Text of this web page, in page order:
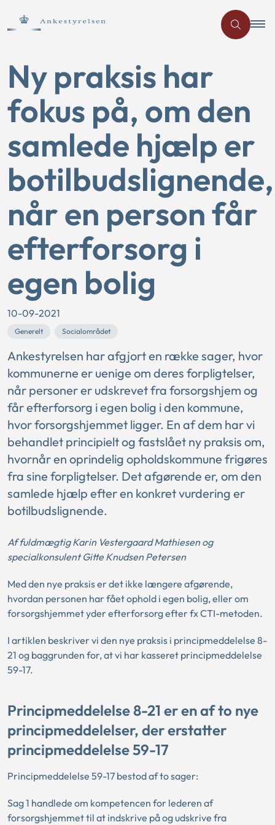
Ny praksis har
fokus på, om den
samlede hjælp er
botilbudslignende,
når en person får
efterforsorg i
egen bolig
10-09-2021
Generelt Socialområdet
Ankestyrelsen har afgjort en række sager, hvor
kommunerne er uenige om deres forpligtelser,
når personer er udskrevet fra forsorgshjem og
får efterforsorg i egen bolig i den kommune,
hvor forsorgshjemmet ligger. En af dem har vi
behandlet principielt og fastslået ny praksis om,
hvornår en oprindelig opholdskommune frigøres
fra sine forpligtelser. Det afgørende er, om den
samlede hjælp efter en konkret vurdering er
botilbudslignende.
Affuldmægtig Karin Vestergaard Mathiesen og
specialkonsulent Gitte Knudsen Petersen
Med den nye praksis er det ikke længere afgørende,
hvordan personen har fået ophold i egen bolig, eller om
forsorgshjemmet yder efterforsorg efter fx CTI-metoden.
I artiklen beskriver vi den nye praksis i principmeddelelse 8-
21 og baggrunden for, at vi har kasseret principmeddelelse
59-17.
Principmeddelelse 8-21 er en af to nye
principmeddelelser, der erstatter
principmeddelelse 59-17
Principmeddelelse 59-17 bestod af to sager:
Sag 1 handlede om kompetencen for lederen af
forsorgshjemmet til at indskrive på og udskrive fra